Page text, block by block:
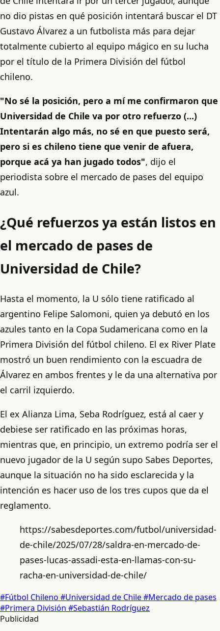
no dio pistas en qué posición intentará buscar el DT
Gustavo Álvarez a un futbolista más para dejar
totalmente cubierto al equipo mágico en su lucha
por el título de la Primera División del fútbol
chileno.
"No sé la posición, pero a mí me confirmaron que
Universidad de Chile va por otro refuerzo (...)
Intentarán algo más, no sé en que puesto será,
pero si es chileno tiene que venir de afuera,
porque acá ya han jugado todos", dijo el
periodista sobre el mercado de pases del equipo
azul.
¿Qué refuerzos ya están listos en
el mercado de pases de
Universidad de Chile?
Hasta el momento, la U sólo tiene ratificado al
argentino Felipe Salomoni, quien ya debutó en los
azules tanto en la Copa Sudamericana como en la
Primera División del fútbol chileno. El ex River Plate
mostró un buen rendimiento con la escuadra de
Álvarez en ambos frentes y le da una alternativa por
el carril izquierdo.
El ex Alianza Lima, Seba Rodríguez, está al caer y
debiese ser ratificado en las próximas horas,
mientras que, en principio, un extremo podría ser el
nuevo jugador de la U según supo Sabes Deportes,
aunque la situación no ha sido esclarecida y la
intención es hacer uso de los tres cupos que da el
reglamento.
https://sabesdeportes.com/futbol/universidad-
de-chile/2025/07/28/saldra-en-mercado-de-
pases-lucas-assadi-esta-en-llamas-con-su-
racha-en-universidad-de-chile/
#Fútbol Chileno #Universidad de Chile#Mercado de pases
#Primera División #Sebastián Rodríguez
Publicidad